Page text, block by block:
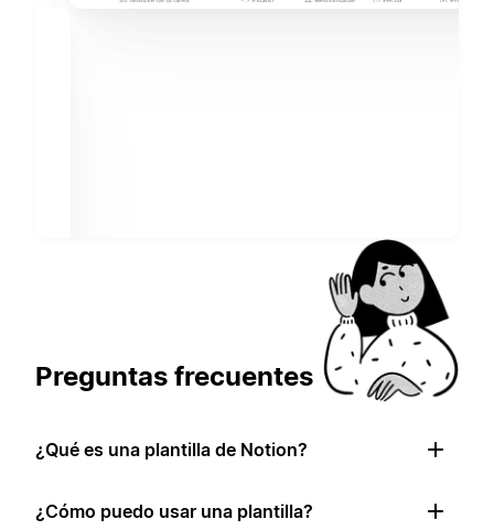
Preguntas frecuentes
¿Qué es una plantilla de Notion?
¿Cómo puedo usar una plantilla?